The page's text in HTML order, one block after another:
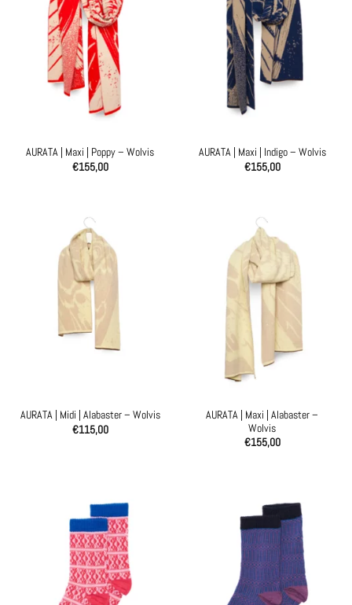
AURATA | Maxi | Poppy – Wolvis
€155,00
AURATA | Maxi | Indigo – Wolvis
€155,00
AURATA | Midi | Alabaster – Wolvis
€115,00
AURATA | Maxi | Alabaster –
Wolvis
€155,00